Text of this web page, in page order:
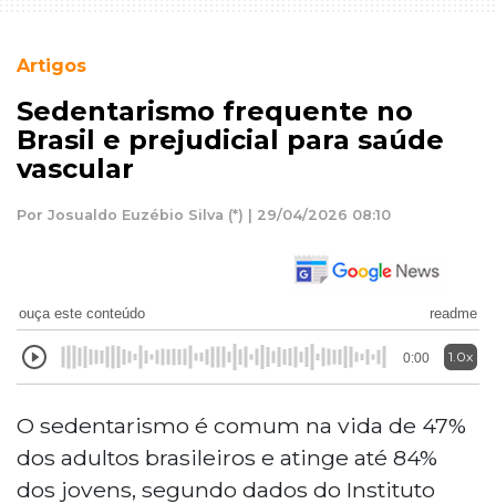
Artigos
Sedentarismo frequente no
Brasil e prejudicial para saúde
vascular
Por Josualdo Euzébio Silva (*) | 29/04/2026 08:10
ouça este conteúdo readme
0:00 1.0x
O sedentarismo é comum na vida de 47%
dos adultos brasileiros e atinge até 84%
dos jovens, segundo dados do Instituto